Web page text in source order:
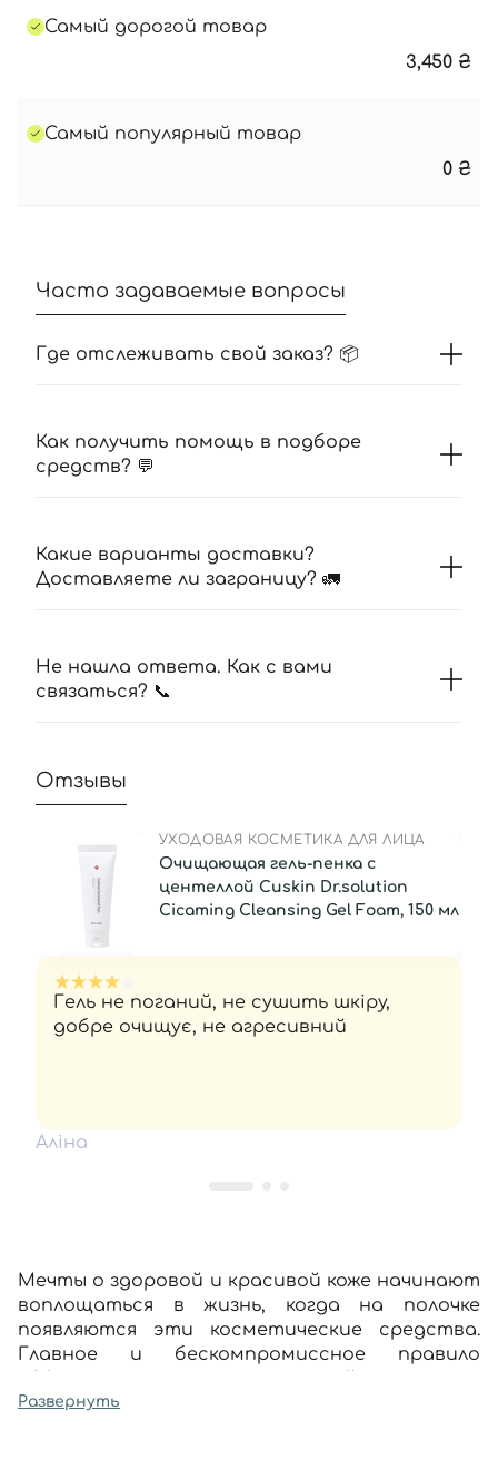
Самый дорогой товар
3,450 ₴
Самый популярный товар
0 ₴
Часто задаваемые вопросы
Где отслеживать свой заказ? 📦
Как получить помощь в подборе
средств? 💬
Какие варианты доставки?
Доставляете ли заграницу? 🚛
Не нашла ответа. Как с вами
связаться? 📞
Отзывы
УХОДОВАЯ КОСМЕТИКА ДЛЯ ЛИЦА
Очищающая гель-пенка с
центеллой Cuskin Dr.solution
Cicaming Cleansing Gel Foam, 150 мл
Гель не поганий, не сушить шкіру,
добре очищує, не агресивний
Аліна
Мечты о здоровой и красивой коже начинают
воплощаться в жизнь, когда на полочке
появляются эти косметические средства.
Главное и бескомпромиссное правило
начинается с очищения. Гели и пенки для
Развернуть